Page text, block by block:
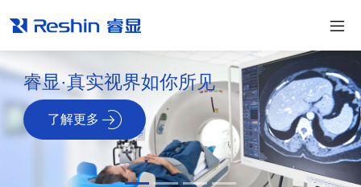
睿显·真实视界如你所见
了解更多